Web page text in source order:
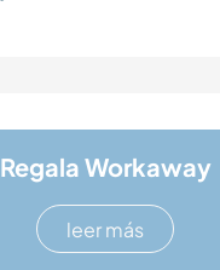
Regala Workaway
leer más